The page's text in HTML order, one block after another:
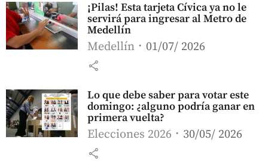
¡Pilas! Esta tarjeta Cívica ya no le
servirá para ingresar al Metro de
Medellín
Medellín 01/07/ 2026
share
Lo que debe saber para votar este
domingo: ¿alguno podría ganar en
primera vuelta?
Elecciones 2026 30/05/ 2026
share